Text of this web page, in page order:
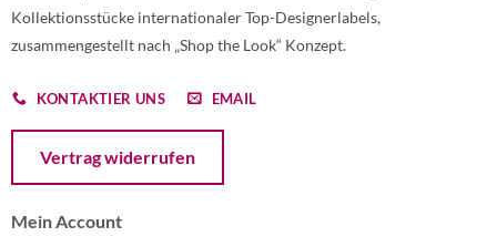
Kollektionsstücke internationaler Top-Designerlabels,
zusammengestellt nach „Shop the Look“ Konzept.
KONTAKTIER UNS EMAIL
Vertrag widerrufen
Mein Account